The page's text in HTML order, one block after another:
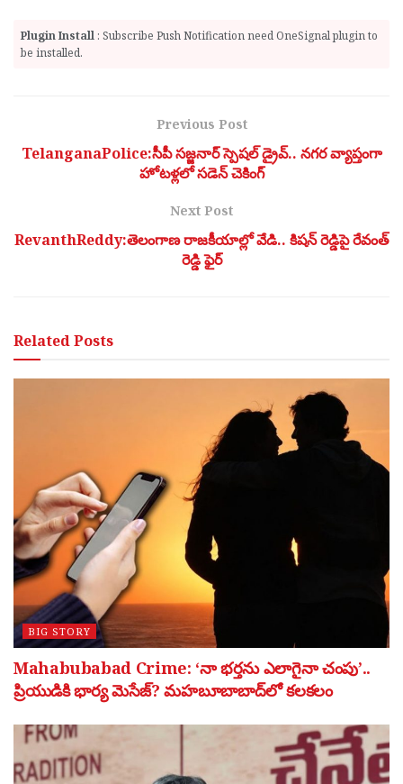
Plugin Install : Subscribe Push Notification need OneSignal plugin to
be installed.
Previous Post
TelanganaPolice:సీపీ సజ్జనార్ స్పెషల్ డ్రైవ్.. నగర వ్యాప్తంగా
హోటళ్లలో సడెన్ చెకింగ్
Next Post
RevanthReddy:తెలంగాణ రాజకీయాల్లో వేడి.. కిషన్ రెడ్డిపై రేవంత్
రెడ్డి ఫైర్
RelatedPosts
BIG STORY
Mahabubabad Crime: ‘నా భర్తను ఎలాగైనా చంపు’..
ప్రియుడికి భార్య మెసేజ్? మహబూబాబాద్‌లో కలకలం